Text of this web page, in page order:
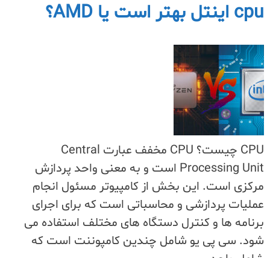
cpu اینتل بهتر است یا AMD؟
CPU چیست؟ CPU مخفف عبارت Central
Processing Unit است و به معنی واحد پردازش
مرکزی است. این بخش از کامپیوتر مسئول انجام
عملیات پردازشی و محاسباتی است که برای اجرای
برنامه ها و کنترل دستگاه های مختلف استفاده می
شود. سی پی یو شامل چندین کامپوننت است که